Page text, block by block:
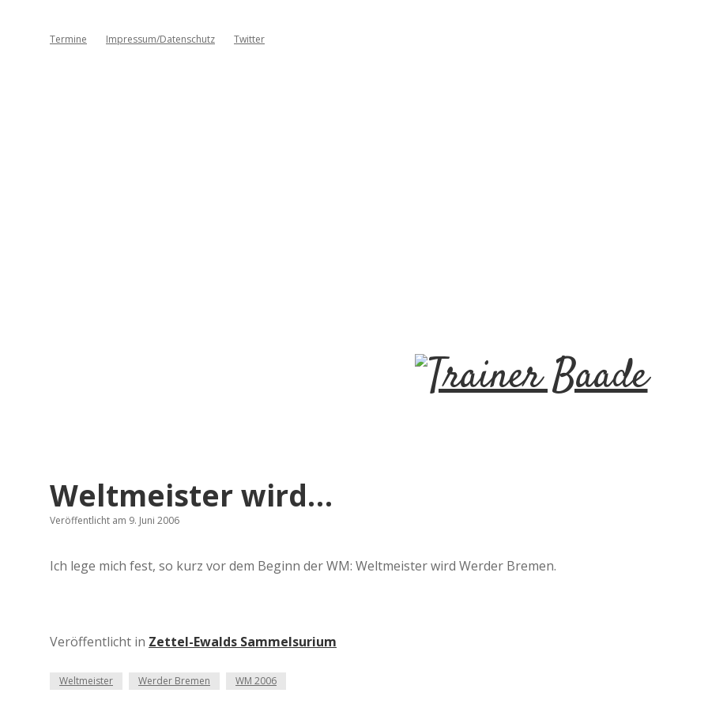
Termine Impressum/Datenschutz Twitter
T
n
Weltmeister wird…
Veröffentlicht am 9. Juni 2006
Ich lege mich fest, so kurz vor dem Beginn der WM: Weltmeister wird Werder Bremen.
Veröffentlicht in Zettel-Ewalds Sammelsurium
Weltmeister Werder Bremen WM 2006